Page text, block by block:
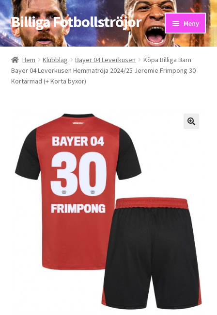
Hoppa
till
navigering
Hoppa
till
innehåll
Billiga Fotbollströjor Meny
Hem
Bloggar
Kontakta oss
Mitt konto
Storleksguiden
Hem Klubblag Bayer 04 Leverkusen
Köpa Billiga Barn
Bayer 04 Leverkusen Hemmatröja 2024/25 Jeremie Frimpong 30
Kortärmad (+ Korta byxor)